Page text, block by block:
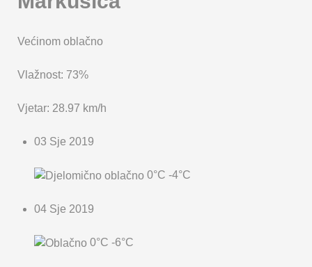
Većinom oblačno
Vlažnost: 73%
Vjetar: 28.97 km/h
03 Sje 2019
0°C -4°C
04 Sje 2019
0°C -6°C